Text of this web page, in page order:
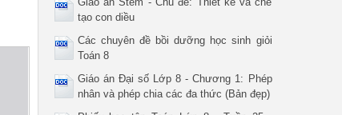
tạo con diều
Các chuyên đề bồi dưỡng học sinh giỏi
Toán 8
Giáo án Đại số Lớp 8 - Chương 1: Phép
nhân và phép chia các đa thức (Bản đẹp)